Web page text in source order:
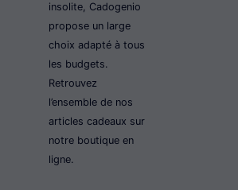
insolite, Cadogenio
propose un large
choix adapté à tous
les budgets.
Retrouvez
l’ensemble de nos
articles cadeaux sur
notre boutique en
ligne.